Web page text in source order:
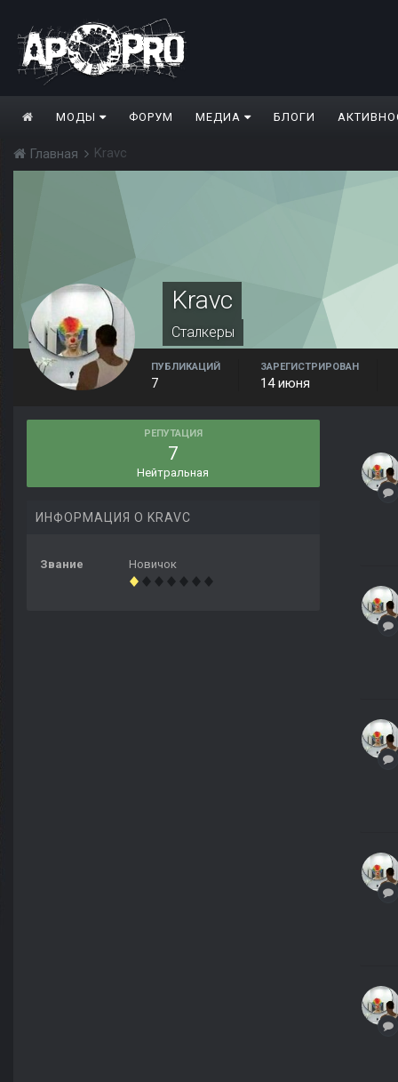
МОДЫ ФОРУМ МЕДИА БЛОГИ
Главная Kravc
Kravc
Сталкеры
ПУБЛИКАЦИЙ
7
ЗАРЕГИСТРИРОВАН
14 июня
РЕПУТАЦИЯ
7
Нейтральная
ИНФОРМАЦИЯ О KRAVC
Звание Новичок